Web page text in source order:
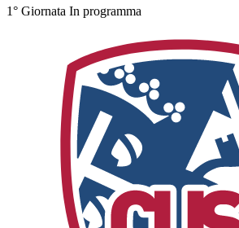
1° Giornata In programma